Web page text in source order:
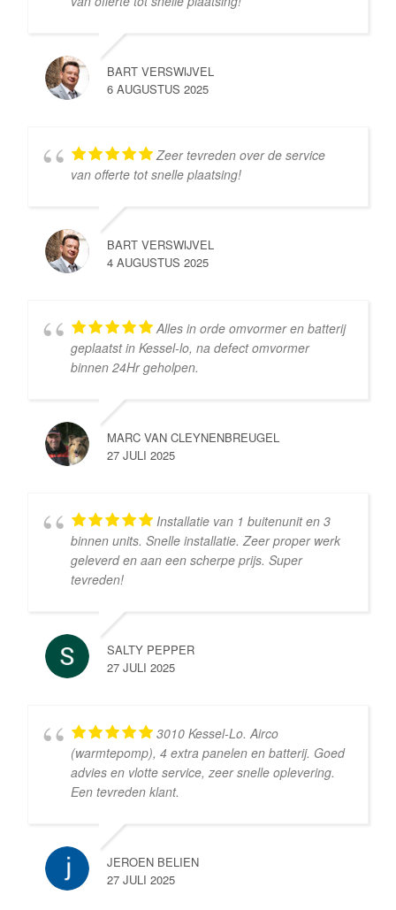
BART VERSWIJVEL
6 AUGUSTUS 2025
Zeer tevreden over de service
van offerte tot snelle plaatsing!
BART VERSWIJVEL
4 AUGUSTUS 2025
Alles in orde omvormer en batterij
geplaatst in Kessel-lo, na defect omvormer
binnen 24Hr geholpen.
MARC VAN CLEYNENBREUGEL
27 JULI 2025
Installatie van 1 buitenunit en 3
binnen units. Snelle installatie. Zeer proper werk
geleverd en aan een scherpe prijs. Super
tevreden!
SALTY PEPPER
27 JULI 2025
3010 Kessel-Lo. Airco
(warmtepomp), 4 extra panelen en batterij. Goed
advies en vlotte service, zeer snelle oplevering.
Een tevreden klant.
JEROEN BELIEN
27 JULI 2025